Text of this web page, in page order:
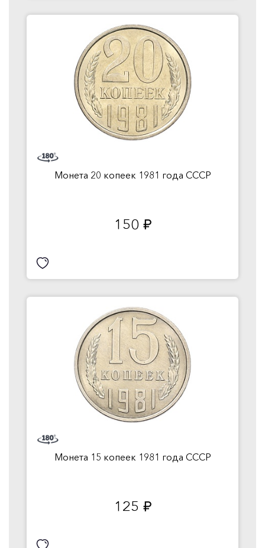
Монета 20 копеек 1981 года СССР
150 руб.
Монета 15 копеек 1981 года СССР
125 руб.